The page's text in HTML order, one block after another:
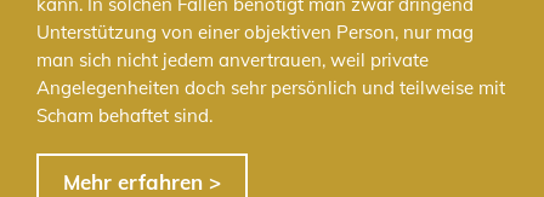
kann. In solchen Fällen benötigt man zwar dringend
Unterstützung von einer objektiven Person, nur mag
man sich nicht jedem anvertrauen, weil private
Angelegenheiten doch sehr persönlich und teilweise mit
Scham behaftet sind.
Mehr erfahren >